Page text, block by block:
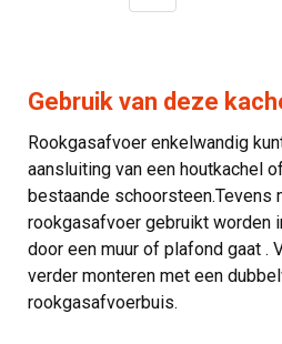
Gebruik van deze
Rookgasafvoer enkelwandig
aansluiting van een houtkachel
bestaande schoorsteen.Tevens
rookgasafvoer gebruikt worden
door een muur of plafond gaat .
verder monteren met een
rookgasafvoerbuis.